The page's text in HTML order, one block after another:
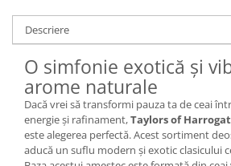
Descriere
O simfonie exotică și
arome naturale
Dacă vrei să transformi pauza ta de ceai
energie și rafinament,Taylors of
este alegerea perfectă. Acest sortiment
aducă un suflu modern și exotic clasicului